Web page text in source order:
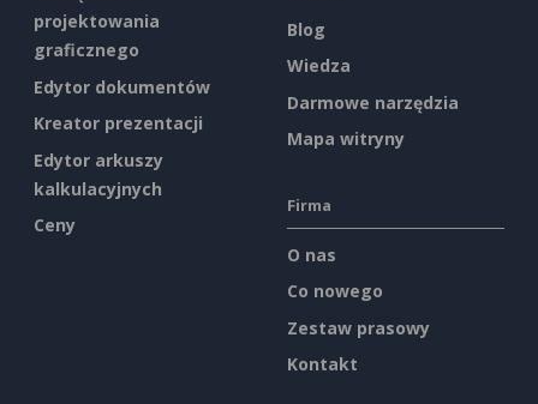
projektowania
graficznego
Edytor dokumentów
Kreator prezentacji
Edytor arkuszy
kalkulacyjnych
Ceny
Blog
Wiedza
Darmowe narzędzia
Mapa witryny
Firma
O nas
Co nowego
Zestaw prasowy
Kontakt